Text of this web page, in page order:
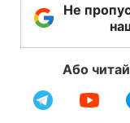
Не
Або